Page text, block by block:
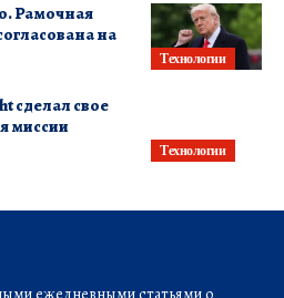
Технологии
Рамочная
на
Технологии
сделал свое
миссии
ежедневными статьями о